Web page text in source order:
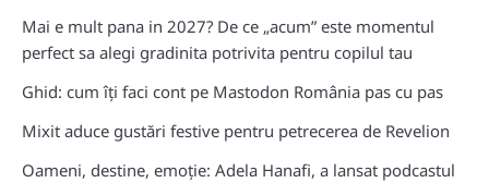
Mai e mult pana in 2027? De ce „acum” este momentul
perfect sa alegi gradinita potrivita pentru copilul tau
Ghid: cum îți faci cont pe Mastodon România pas cu pas
Mixit aduce gustări festive pentru petrecerea de Revelion
Oameni, destine, emoție: Adela Hanafi, a lansat podcastul